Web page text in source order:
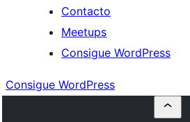
Contacto
Meetups
Consigue WordPress
Consigue WordPress